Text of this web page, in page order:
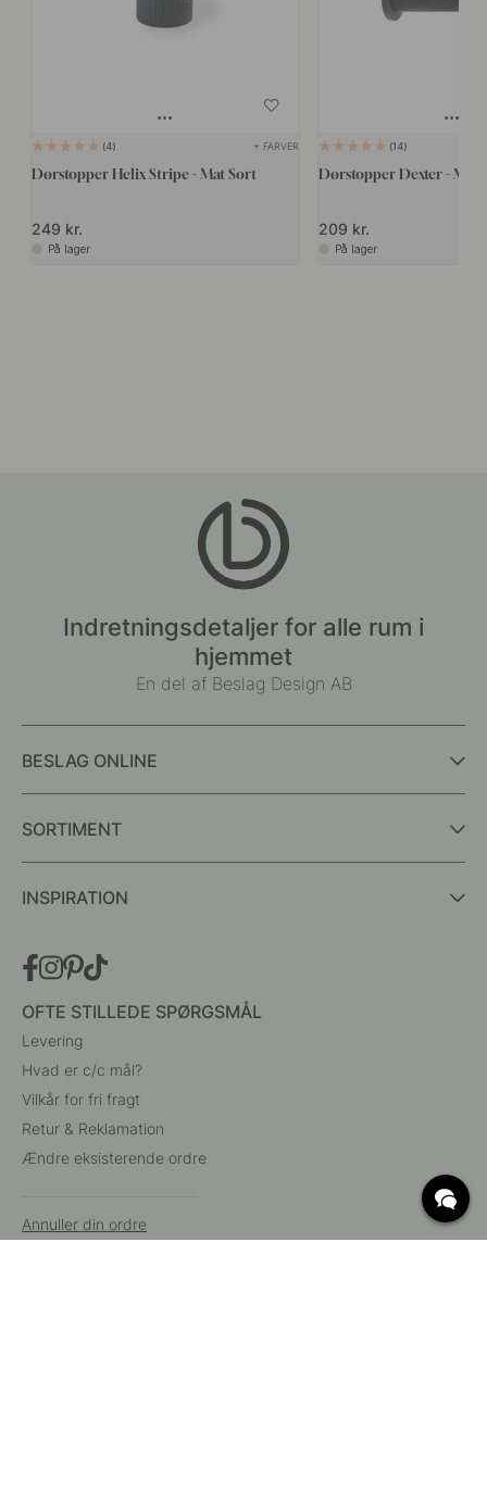
4 + FARVER
Dørstopper Helix Stripe - Mat Sort
249 kr.
På lager
14
Dørstopper Dexter - Mat
209 kr.
På lager
Indretningsdetaljer for alle rum i
hjemmet
En del af Beslag Design AB
BESLAG ONLINE
SORTIMENT
INSPIRATION
OFTE STILLEDE SPØRGSMÅL
Levering
Hvad er c/c mål?
Vilkår for fri fragt
Retur & Reklamation
Ændre eksisterende ordre
Annuller din ordre